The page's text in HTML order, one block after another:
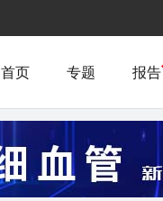
首页 专题 报告